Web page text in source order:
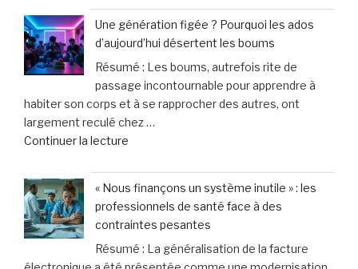
quotidien »
:
Explosion
de
40
%
des
appels
domestique,
un
Une génération figée ? Pourquoi les ados
d’aujourd’hui désertent les boums
Résumé : Les boums, autrefois rite de
passage incontournable pour apprendre à
habiter son corps et à se rapprocher des autres, ont
largement reculé chez …
Continuer la lecture
génération
figée
?
Pourquoi
les
« Nous finançons un système inutile » : les
professionnels de santé face à des
contraintes pesantes
Résumé : La généralisation de la facture